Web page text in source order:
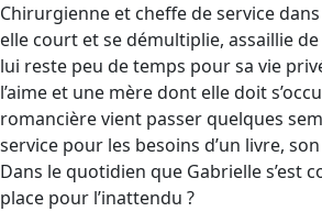
Chirurgienne et cheffe de service
elle court et se démultiplie, assaillie
lui reste peu de temps pour sa vie
l’aime et une mère dont elle doit
romancière vient passer quelques
service pour les besoins d’un livre,
Dans le quotidien que Gabrielle s’est
place pour l’inattendu ?